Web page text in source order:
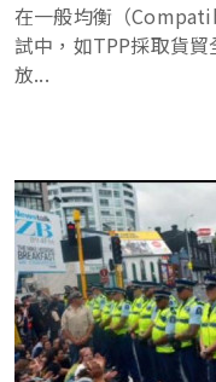
在一般均衡（
試中，如TPP採取貨
放...